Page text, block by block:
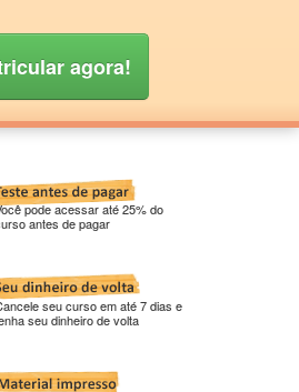
agora!
pode acessar até 25% do
antes de pagar
seu curso em até 7 dias e
seu dinheiro de volta